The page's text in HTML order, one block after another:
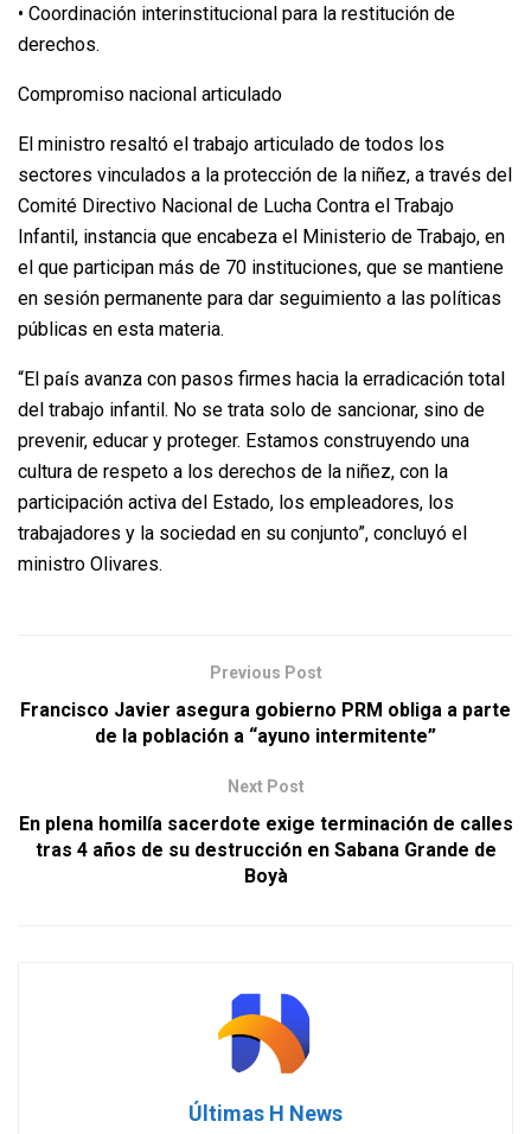
• Coordinación interinstitucional para la restitución de
derechos.
Compromiso nacional articulado
El ministro resaltó el trabajo articulado de todos los
sectores vinculados a la protección de la niñez, a través del
Comité Directivo Nacional de Lucha Contra el Trabajo
Infantil, instancia que encabeza el Ministerio de Trabajo, en
el que participan más de 70 instituciones, que se mantiene
en sesión permanente para dar seguimiento a las políticas
públicas en esta materia.
“El país avanza con pasos firmes hacia la erradicación total
del trabajo infantil. No se trata solo de sancionar, sino de
prevenir, educar y proteger. Estamos construyendo una
cultura de respeto a los derechos de la niñez, con la
participación activa del Estado, los empleadores, los
trabajadores y la sociedad en su conjunto”, concluyó el
ministro Olivares.
Previous Post
Francisco Javier asegura gobierno PRM obliga a parte
de la población a “ayuno intermitente”
Next Post
En plena homilía sacerdote exige terminación de calles
tras 4 años de su destrucción en Sabana Grande de
Boyà
Últimas H News